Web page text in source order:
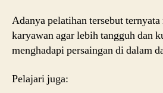
Adanya pelatihan tersebut
karyawan agar lebih tangguh dan
menghadapi persaingan di dalam
Pelajari juga: